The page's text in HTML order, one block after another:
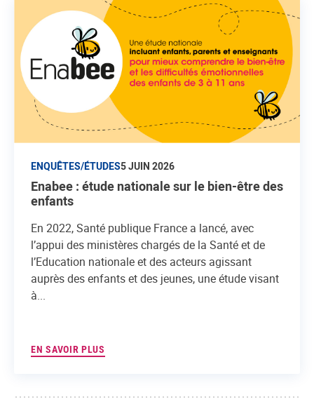
ENQUÊTES/ÉTUDES5 JUIN 2026
Enabee : étude nationale sur le bien-être des
enfants
En 2022, Santé publique France a lancé, avec
l’appui des ministères chargés de la Santé et de
l’Education nationale et des acteurs agissant
auprès des enfants et des jeunes, une étude visant
à...
EN SAVOIR PLUS